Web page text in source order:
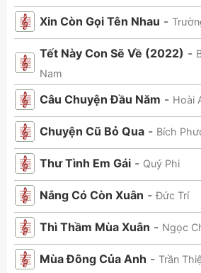
Xin Còn Gọi Tên Nhau -
Tết Này Con Sẽ Về (2022) -
Nam
Câu Chuyện Đầu Năm - Hoài
Chuyện Cũ Bỏ Qua - Bích
Thư Tình Em Gái - Quý Phi
Nắng Có Còn Xuân -Đức Trí
Thì Thầm Mùa Xuân - Ngọc
Mùa Đông Của Anh - Trần